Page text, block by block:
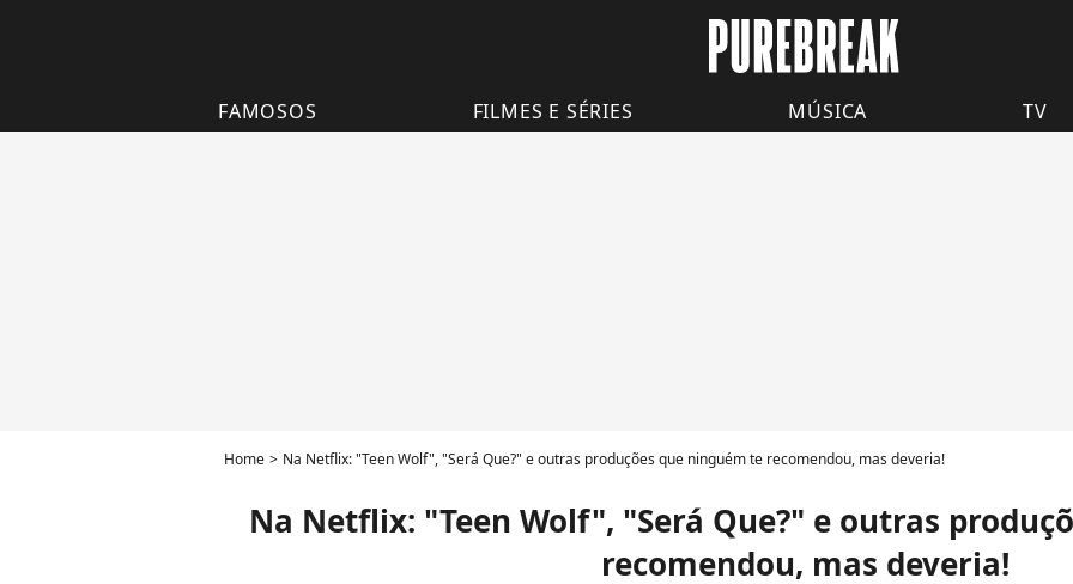
FAMOSOS FILMES E SÉRIES MÚSICA TV
Home Na Netflix: "Teen Wolf", "Será Que?" e outras produções que ninguém te recomendou, mas deveria!
Na Netflix: "Teen Wolf", "Será Que?" e outras
recomendou, mas deveria!